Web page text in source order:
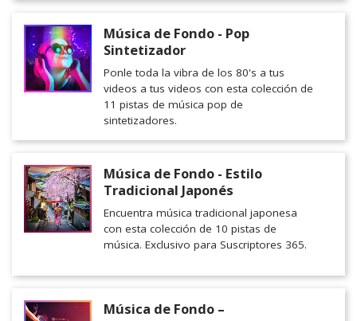
Música de Fondo - Pop
Sintetizador
Ponle toda la vibra de los 80's a tus
videos a tus videos con esta colección de
11 pistas de música pop de
sintetizadores.
Música de Fondo - Estilo
Tradicional Japonés
Encuentra música tradicional japonesa
con esta colección de 10 pistas de
música. Exclusivo para Suscriptores 365.
Música de Fondo –